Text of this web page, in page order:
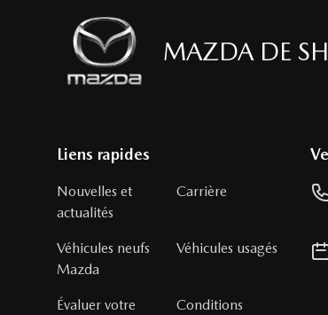
MAZDA DE
Liens rapides
Nouvelles et
actualités
Carrière
Véhicules neufs
Mazda
Véhicules usagés
Évaluer votre
Conditions